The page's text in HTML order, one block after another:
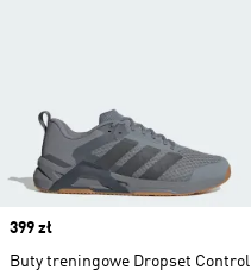
Price
399 zł
Buty treningowe Dropset Control